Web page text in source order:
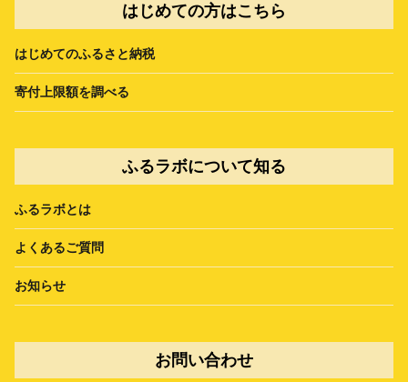
はじめての方はこちら
はじめてのふるさと納税
寄付上限額を調べる
ふるラボについて知る
ふるラボとは
よくあるご質問
お知らせ
お問い合わせ